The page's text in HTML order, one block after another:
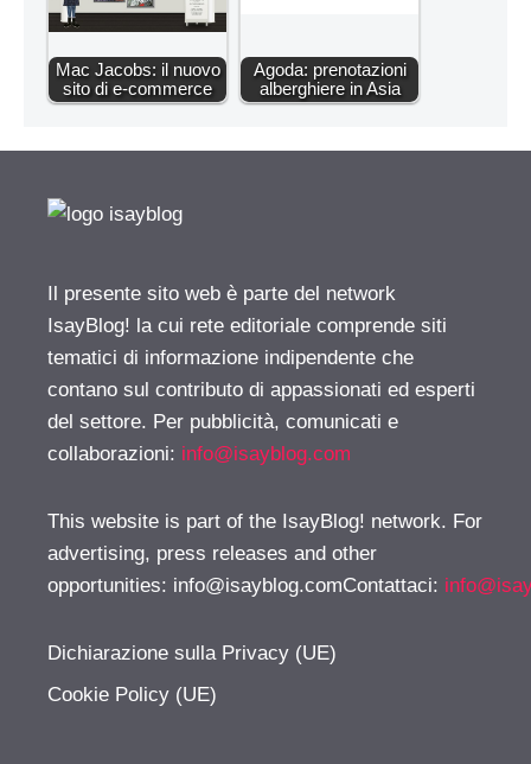
Mac Jacobs: il nuovo
sito di e-commerce
Agoda: prenotazioni
alberghiere in Asia
Il presente sito web è parte del network
IsayBlog! la cui rete editoriale comprende siti
tematici di informazione indipendente che
contano sul contributo di appassionati ed esperti
del settore. Per pubblicità, comunicati e
collaborazioni: info@isayblog.com
This website is part of the IsayBlog! network. For
advertising, press releases and other
opportunities: info@isayblog.comContattaci:
Dichiarazione sulla Privacy (UE)
Cookie Policy (UE)